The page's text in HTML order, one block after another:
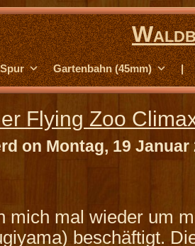
Gartenbahn (45mm) |
Flying Zoo
on Montag, 19 Januar
mich mal wieder um
beschäftigt.